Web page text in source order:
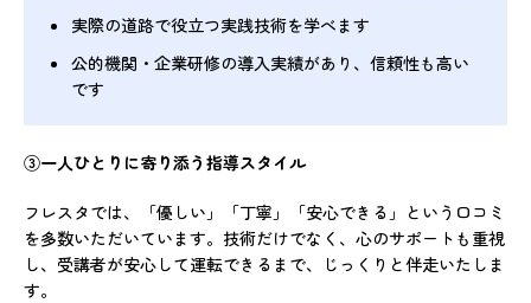
実際の道路で役立つ実践技術を学べます
公的機関・企業研修の導入実績があり、信頼性も高い
です
③一人ひとりに寄り添う指導スタイル
フレスタでは、「優しい」「丁寧」「安心できる」という口コミ
を多数いただいています。技術だけでなく、心のサポートも重視
し、受講者が安心して運転できるまで、じっくりと伴走いたしま
す。